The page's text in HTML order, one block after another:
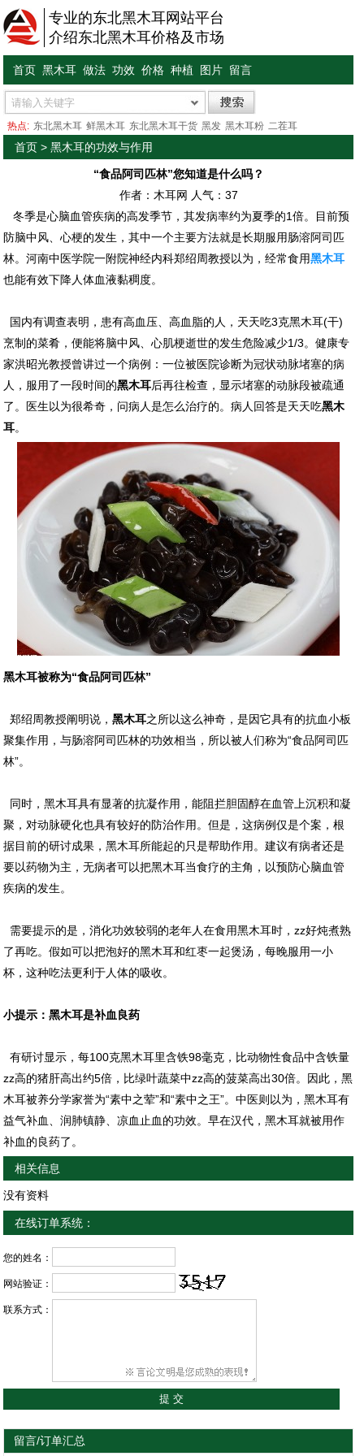
专业的东北黑木耳网站平台
介绍东北黑木耳价格及市场
首页 黑木耳 做法 功效 价格 种植 图片 留言
热点: 东北黑木耳 鲜黑木耳 东北黑木耳干货 黑发 黑木耳粉 二茬耳
首页 >黑木耳的功效与作用
“食品阿司匹林”您知道是什么吗？
作者：木耳网 人气： 37
冬季是心脑血管疾病的高发季节，其发病率约为夏季的1倍。目前预
防脑中风、心梗的发生，其中一个主要方法就是长期服用肠溶阿司匹
林。河南中医学院一附院神经内科郑绍周教授以为，经常食用黑木耳
也能有效下降人体血液黏稠度。
国内有调查表明，患有高血压、高血脂的人，天天吃3克黑木耳(干)
烹制的菜肴，便能将脑中风、心肌梗逝世的发生危险减少1/3。健康专
家洪昭光教授曾讲过一个病例：一位被医院诊断为冠状动脉堵塞的病
人，服用了一段时间的黑木耳后再往检查，显示堵塞的动脉段被疏通
了。医生以为很希奇，问病人是怎么治疗的。病人回答是天天吃黑木
耳。
黑木耳被称为“食品阿司匹林”
郑绍周教授阐明说，黑木耳之所以这么神奇，是因它具有的抗血小板
聚集作用，与肠溶阿司匹林的功效相当，所以被人们称为“食品阿司匹
林”。
同时，黑木耳具有显著的抗凝作用，能阻拦胆固醇在血管上沉积和凝
聚，对动脉硬化也具有较好的防治作用。但是，这病例仅是个案，根
据目前的研讨成果，黑木耳所能起的只是帮助作用。建议有病者还是
要以药物为主，无病者可以把黑木耳当食疗的主角，以预防心脑血管
疾病的发生。
需要提示的是，消化功效较弱的老年人在食用黑木耳时，zz好炖煮熟
了再吃。假如可以把泡好的黑木耳和红枣一起煲汤，每晚服用一小
杯，这种吃法更利于人体的吸收。
小提示：黑木耳是补血良药
有研讨显示，每100克黑木耳里含铁98毫克，比动物性食品中含铁量
zz高的猪肝高出约5倍，比绿叶蔬菜中zz高的菠菜高出30倍。因此，黑
木耳被养分学家誉为“素中之荤”和“素中之王”。中医则以为，黑木耳有
益气补血、润肺镇静、凉血止血的功效。早在汉代，黑木耳就被用作
补血的良药了。
相关信息
没有资料
在线订单系统：
您的姓名：
网站验证：
联系方式：
留言/订单汇总